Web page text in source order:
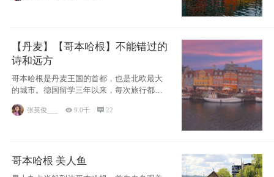
【丹麦】【哥本哈根】不能错过的
诗和远方
哥本哈根是丹麦王国的首都，也是北欧最大
的城市。德国留学三年以来，每次旅行都是
张英俊___ 9.0千 22
哥本哈根 美人鱼